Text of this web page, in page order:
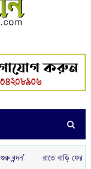
রাতে বাড়ি ফেরার পথে